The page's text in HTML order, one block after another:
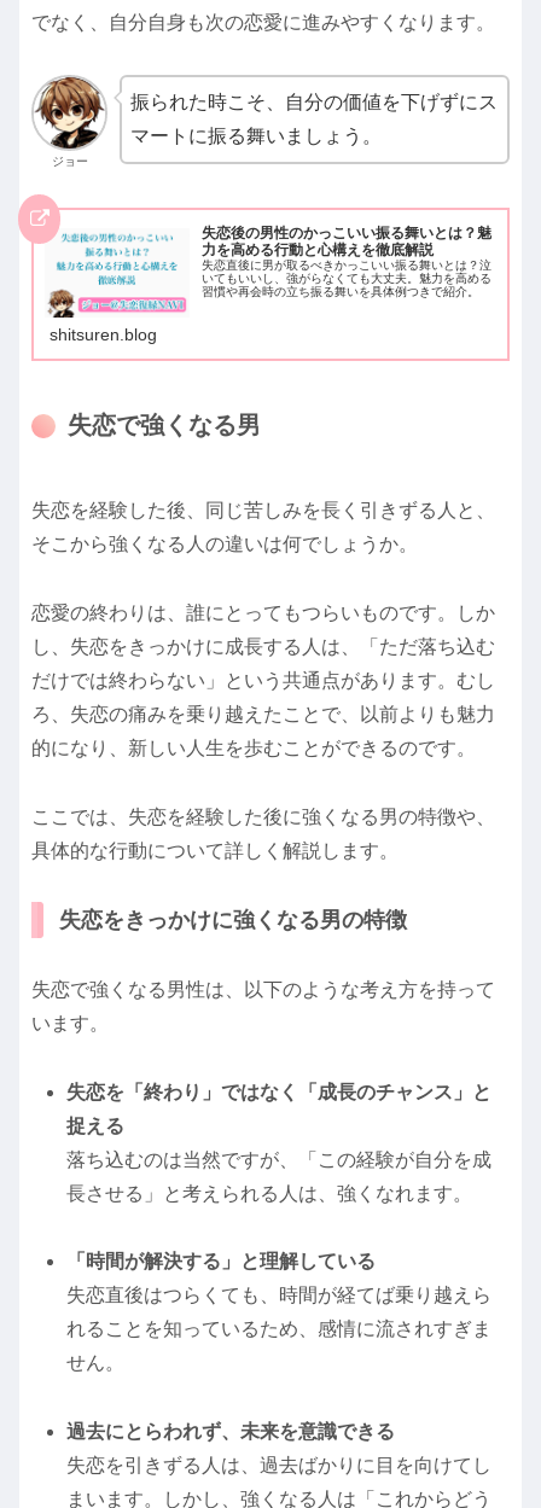
でなく、自分自身も次の恋愛に進みやすくなります。
ジョー
振られた時こそ、自分の価値を下げずにス
マートに振る舞いましょう。
失恋後の男性のかっこいい振る舞いとは？魅
力を高める行動と心構えを徹底解説
失恋直後に男が取るべきかっこいい振る舞いとは？泣
いてもいいし、強がらなくても大丈夫。魅力を高める
習慣や再会時の立ち振る舞いを具体例つきで紹介。
shitsuren.blog
失恋で強くなる男
失恋を経験した後、同じ苦しみを長く引きずる人と、
そこから強くなる人の違いは何でしょうか。
恋愛の終わりは、誰にとってもつらいものです。しか
し、失恋をきっかけに成長する人は、「ただ落ち込む
だけでは終わらない」という共通点があります。むし
ろ、失恋の痛みを乗り越えたことで、以前よりも魅力
的になり、新しい人生を歩むことができるのです。
ここでは、失恋を経験した後に強くなる男の特徴や、
具体的な行動について詳しく解説します。
失恋をきっかけに強くなる男の特徴
失恋で強くなる男性は、以下のような考え方を持って
います。
失恋を「終わり」ではなく「成長のチャンス」と
捉える
落ち込むのは当然ですが、「この経験が自分を成
長させる」と考えられる人は、強くなれます。
「時間が解決する」と理解している
失恋直後はつらくても、時間が経てば乗り越えら
れることを知っているため、感情に流されすぎま
せん。
過去にとらわれず、未来を意識できる
失恋を引きずる人は、過去ばかりに目を向けてし
まいます。しかし、強くなる人は「これからどう